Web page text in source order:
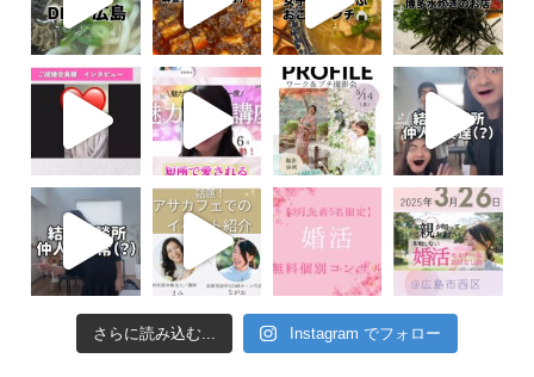
さらに読み込む... Instagram でフォロー